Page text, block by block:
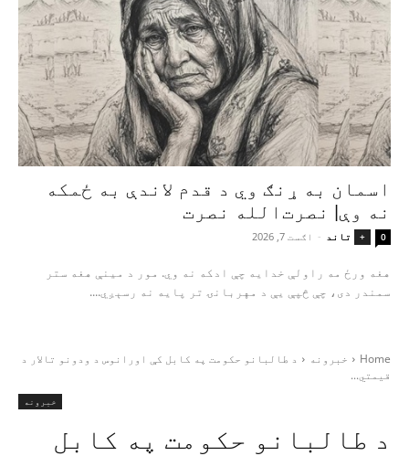
اسمان به ړنګ وي د قدم لاندې به ځمکه
نه وې| نصرت‌الله نصرت
+ تاند - اګست 7, 2026 0
هغه ورځ مه راولې خدایه چې ادکه نه وي. مور د مینې هغه ستر
سمندر دی، چې څپې یې د مهربانۍ تر پایه نه رسېږي....